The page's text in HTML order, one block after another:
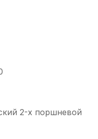
2-х поршневой